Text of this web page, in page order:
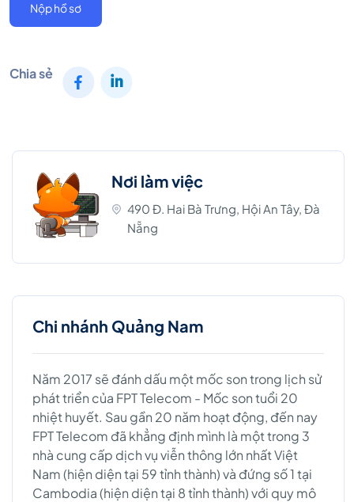
Nộp hồ sơ
Chia sẻ
Nơi làm việc
490 Đ. Hai Bà Trưng, Hội An Tây, Đà
Nẵng
Chi nhánh Quảng Nam
Năm 2017 sẽ đánh dấu một mốc son trong lịch sử
phát triển của FPT Telecom - Mốc son tuổi 20
nhiệt huyết. Sau gần 20 năm hoạt động, đến nay
FPT Telecom đã khẳng định mình là một trong 3
nhà cung cấp dịch vụ viễn thông lớn nhất Việt
Nam (hiện diện tại 59 tỉnh thành) và đứng số 1 tại
Cambodia (hiện diện tại 8 tỉnh thành) với quy mô